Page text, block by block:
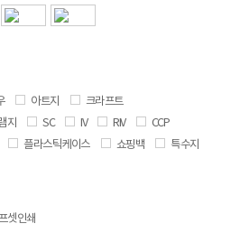
아트지
크라프트
지 SC IV RIV
CCP
플라스틱케이스 쇼핑백 특수지
셋인쇄